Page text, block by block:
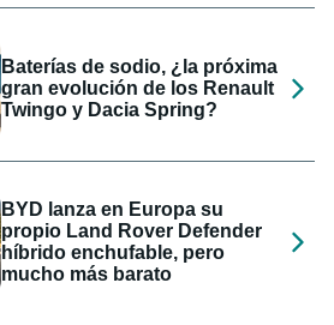
Baterías de sodio, ¿la próxima
gran evolución de los Renault
Twingo y Dacia Spring?
BYD lanza en Europa su
propio Land Rover Defender
híbrido enchufable, pero
mucho más barato